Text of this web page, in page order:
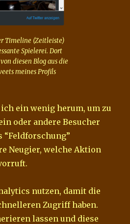
Timeline (Zeitleiste)
Spielerei. Dort
diesen Blog aus die
meines Profils
ein wenig herum, um zu
oder andere Besucher
Neugier, welche Aktion
nutzen, damit die
Zugriff haben.
lassen und diese